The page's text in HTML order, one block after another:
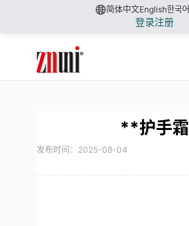
简体中文English한국어
登录注册
**护手霜
发布时间：2025-08-04